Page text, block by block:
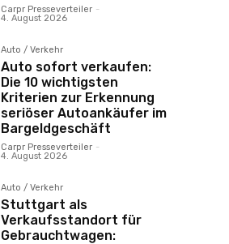
Carpr Presseverteiler -
4. August 2026
Auto / Verkehr
Auto sofort verkaufen:
Die 10 wichtigsten
Kriterien zur Erkennung
seriöser Autoankäufer im
Bargeldgeschäft
Carpr Presseverteiler -
4. August 2026
Auto / Verkehr
Stuttgart als
Verkaufsstandort für
Gebrauchtwagen: